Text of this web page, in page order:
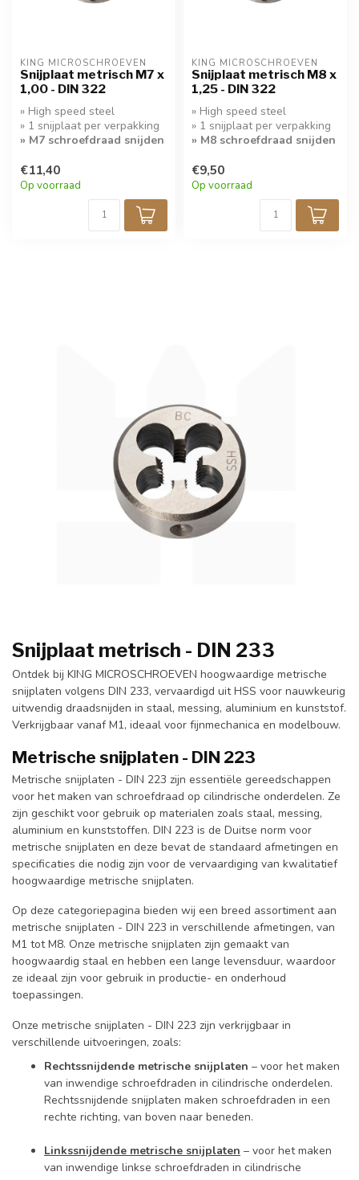
KING MICROSCHROEVEN
Snijplaat metrisch M7 x
1,00 - DIN 322
» High speed steel
» 1 snijplaat per verpakking
» M7 schroefdraad snijden
€11,40
Op voorraad
KING MICROSCHROEVEN
Snijplaat metrisch M8 x
1,25 - DIN 322
» High speed steel
» 1 snijplaat per verpakking
» M8 schroefdraad snijden
€9,50
Op voorraad
Snijplaat metrisch - DIN 233
Ontdek bij KING MICROSCHROEVEN hoogwaardige metrische
snijplaten volgens DIN 233, vervaardigd uit HSS voor nauwkeurig
uitwendig draadsnijden in staal, messing, aluminium en kunststof.
Verkrijgbaar vanaf M1, ideaal voor fijnmechanica en modelbouw.
Metrische snijplaten - DIN 223
Metrische snijplaten - DIN 223 zijn essentiële gereedschappen
voor het maken van schroefdraad op cilindrische onderdelen. Ze
zijn geschikt voor gebruik op materialen zoals staal, messing,
aluminium en kunststoffen. DIN 223 is de Duitse norm voor
metrische snijplaten en deze bevat de standaard afmetingen en
specificaties die nodig zijn voor de vervaardiging van kwalitatief
hoogwaardige metrische snijplaten.
Op deze categoriepagina bieden wij een breed assortiment aan
metrische snijplaten - DIN 223 in verschillende afmetingen, van
M1 tot M8. Onze metrische snijplaten zijn gemaakt van
hoogwaardig staal en hebben een lange levensduur, waardoor
ze ideaal zijn voor gebruik in productie- en onderhoud
toepassingen.
Onze metrische snijplaten - DIN 223 zijn verkrijgbaar in
verschillende uitvoeringen, zoals:
Rechtssnijdende metrische snijplaten – voor het maken
van inwendige schroefdraden in cilindrische onderdelen.
Rechtssnijdende snijplaten maken schroefdraden in een
rechte richting, van boven naar beneden.
Linkssnijdende metrische snijplaten – voor het maken
van inwendige linkse schroefdraden in cilindrische